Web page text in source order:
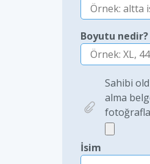
Boyutu nedir?
Sahibi
alma
İsim